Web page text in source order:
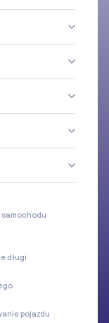
samochodu
długi
pojazdu